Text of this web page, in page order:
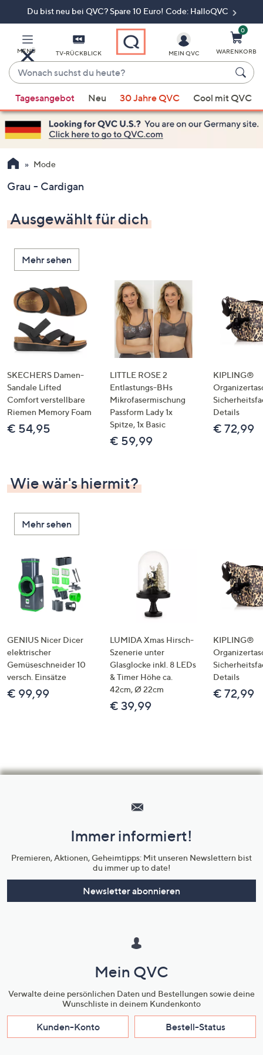
Du bist neu bei QVC? Spare 10 Euro! Code: HalloQVC
MENÜ TV-RÜCKBLICK
Wonach
suchst
du
heute?
Vorschläge
verfügbar
sind,
verwenden
Sie
Pfeiltasten
oben
und
nach
unten
oder
wischen
Sie
Touch-
Geräten
links
bzw.
rechts,
um
diese
MEIN QVC
0
WARENKORB
Tagesangebot Neu 30 Jahre QVC Cool mit QVC
Mode
Grau - Cardigan
Ausgewählt für dich
Mehr sehen
SKECHERS Damen-
Sandale Lifted
Comfort verstellbare
Riemen Memory Foam
€ 54,95
LITTLE ROSE 2
Entlastungs-BHs
Mikrofasermischung
Passform Lady 1x
Spitze, 1x Basic
€ 59,99
KIPLING®
Details
€ 72,99
Wie wär's hiermit?
Mehr sehen
GENIUS Nicer Dicer
elektrischer
Gemüseschneider 10
versch. Einsätze
€ 99,99
LUMIDA Xmas Hirsch-
Szenerie unter
Glasglocke inkl. 8 LEDs
& Timer Höhe ca.
42cm, Ø 22cm
€ 39,99
KIPLING®
Details
€ 72,99
Unternehmensinformationen
Immer informiert!
Premieren, Aktionen, Geheimtipps: Mit unseren Newslettern bist
du immer up to date!
Newsletter abonnieren
Mein QVC
Verwalte deine persönlichen Daten und Bestellungen sowie deine
Wunschliste in deinem Kundenkonto
Kunden-Konto Bestell-Status